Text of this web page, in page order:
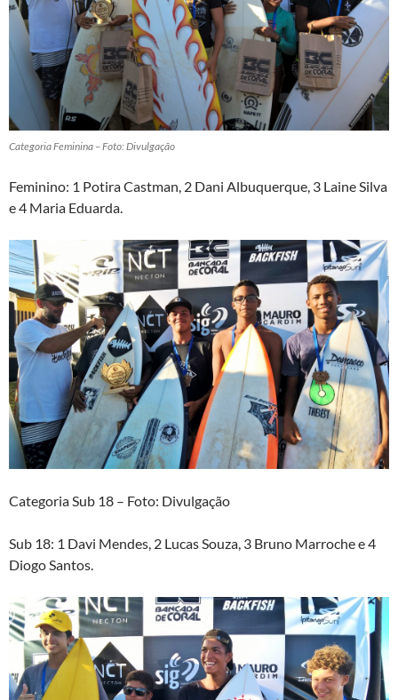
Categoria Feminina – Foto: Divulgação
Feminino: 1 Potira Castman, 2 Dani Albuquerque, 3 Laine Silva
e 4 Maria Eduarda.
Categoria Sub 18 – Foto: Divulgação
Sub 18: 1 Davi Mendes, 2 Lucas Souza, 3 Bruno Marroche e 4
Diogo Santos.